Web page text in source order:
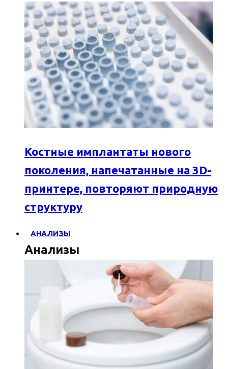
Костные имплантаты нового
поколения, напечатанные на 3D-
принтере, повторяют природную
структуру
АНАЛИЗЫ
Анализы